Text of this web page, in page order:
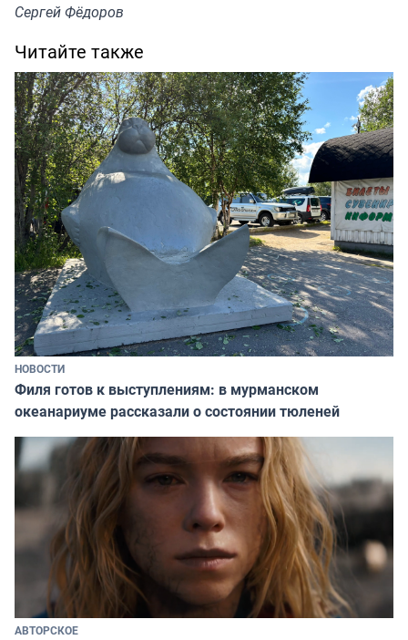
Сергей Фёдоров
Читайте также
НОВОСТИ
Филя готов к выступлениям: в мурманском
океанариуме рассказали о состоянии тюленей
АВТОРСКОЕ